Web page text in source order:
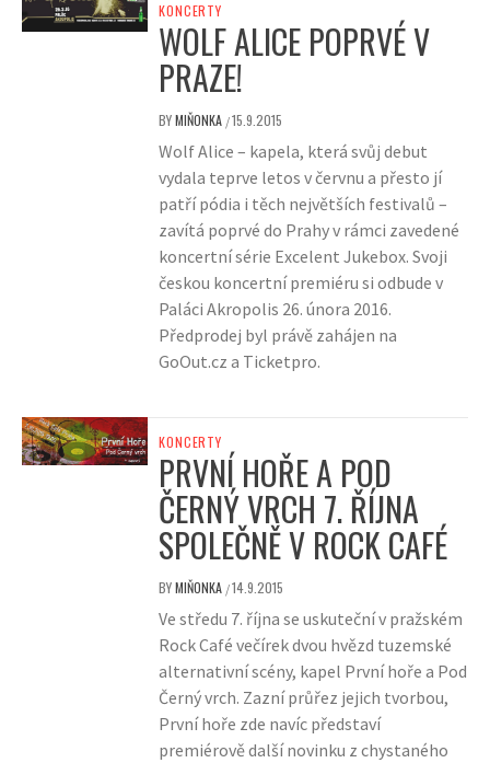
KONCERTY
WOLF ALICE POPRVÉ V
PRAZE!
BYMIŇONKA /15.9.2015
Wolf Alice – kapela, která svůj debut
vydala teprve letos v červnu a přesto jí
patří pódia i těch největších festivalů –
zavítá poprvé do Prahy v rámci zavedené
koncertní série Excelent Jukebox. Svoji
českou koncertní premiéru si odbude v
Paláci Akropolis 26. února 2016.
Předprodej byl právě zahájen na
GoOut.cz a Ticketpro.
KONCERTY
PRVNÍ HOŘE A POD
ČERNÝ VRCH 7. ŘÍJNA
SPOLEČNĚ V ROCK CAFÉ
BYMIŇONKA /14.9.2015
Ve středu 7. října se uskuteční v pražském
Rock Café večírek dvou hvězd tuzemské
alternativní scény, kapel První hoře a Pod
Černý vrch. Zazní průřez jejich tvorbou,
První hoře zde navíc představí
premiérově další novinku z chystaného